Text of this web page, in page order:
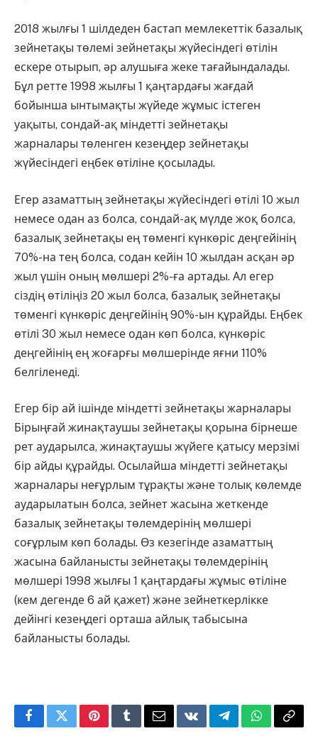
2018 жылғы 1 шілдеден бастап мемлекеттік базалық
зейнетақы төлемі зейнетақы жүйесіндегі өтілін
ескере отырып, әр алушыға жеке тағайындалады.
Бұл ретте 1998 жылғы 1 қаңтардағы жағдай
бойынша ынтымақты жүйеде жұмыс істеген
уақыты, сондай-ақ міндетті зейнетақы
жарналары төленген кезеңдер зейнетақы
жүйесіндегі еңбек өтіліне қосылады.
Егер азаматтың зейнетақы жүйесіндегі өтілі 10 жыл
немесе одан аз болса, сондай-ақ мүлде жоқ болса,
базалық зейнетақы ең төменгі күнкөріс деңгейінің
70%-на тең болса, содан кейін 10 жылдан асқан әр
жыл үшін оның мөлшері 2%-ға артады. Ал егер
сіздің өтіліңіз 20 жыл болса, базалық зейнетақы
төменгі күнкөріс деңгейінің 90%-ын құрайды. Еңбек
өтілі 30 жыл немесе одан көп болса, күнкөріс
деңгейінің ең жоғарғы мөлшерінде яғни 110%
белгіленеді.
Егер бір ай ішінде міндетті зейнетақы жарналары
Бірыңғай жинақтаушы зейнетақы қорына бірнеше
рет аударылса, жинақтаушы жүйеге қатысу мерзімі
бір айды құрайды. Осылайша міндетті зейнетақы
жарналары неғұрлым тұрақты және толық көлемде
аударылатын болса, зейнет жасына жеткенде
базалық зейнетақы төлемдерінің мөлшері
соғұрлым көп болады. Өз кезегінде азаматтың
жасына байланысты зейнетақы төлемдерінің
мөлшері 1998 жылғы 1 қаңтардағы жұмыс өтіліне
(кем дегенде 6 ай қажет) және зейнеткерлікке
дейінгі кезеңдегі орташа айлық табысына
байланысты болады.
FacebookTwitterPinterestTumblrEmailVKontakteTelegramWhatsApp
Copy